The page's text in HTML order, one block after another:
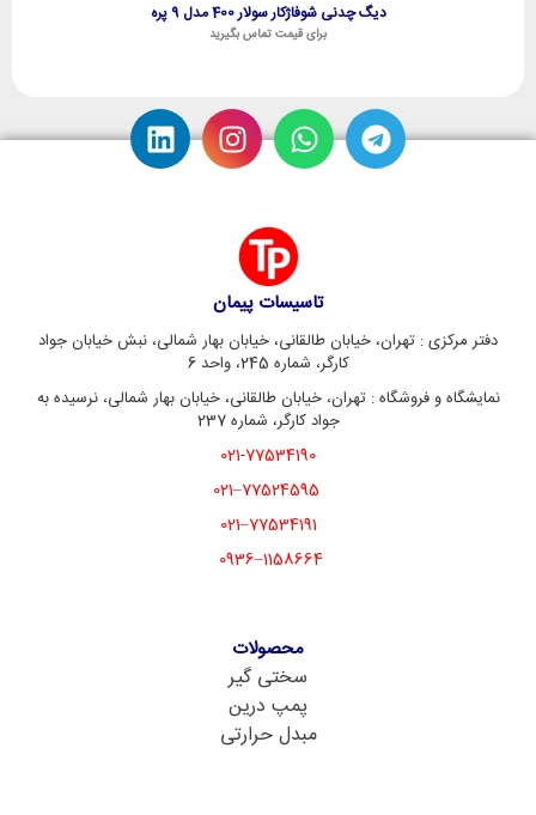
دیگ چدنی شوفاژکار سولار 400 مدل 9 پره
برای قیمت تماس بگیرید
تاسیسات پیمان
دفتر مرکزی : تهران، خیابان طالقانی، خیابان بهار شمالی، نبش خیابان جواد
کارگر، شماره 245، واحد 6
نمایشگاه و فروشگاه : تهران، خیابان طالقانی، خیابان بهار شمالی، نرسیده به
جواد کارگر، شماره 237
021-77534190
77524595–021
77534191–021
1158664–0936
محصولات
سختی گیر
پمپ درین
مبدل حرارتی